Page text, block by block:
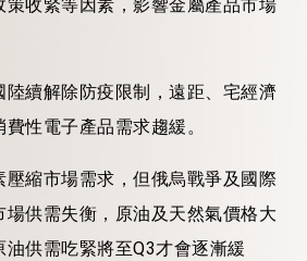
收緊等因素，影響金屬產品市場
陸續解除防疫限制，遠距、宅經濟
性電子產品需求趨緩。
縮市場需求，但俄烏戰爭及國際
供需失衡，原油及天然氣價格大
供需吃緊將至Q3才會逐漸緩